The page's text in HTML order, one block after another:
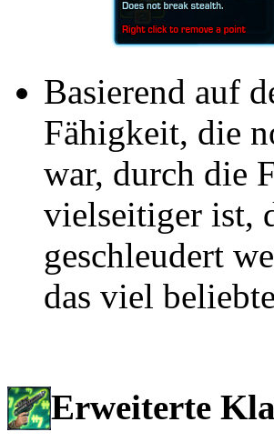
Basierend auf
Fähigkeit, die
war, durch die
vielseitiger ist,
geschleudert
das viel
Erweiterte